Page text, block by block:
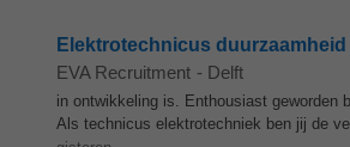
Elektrotechnicus duurzaamheid
EVA Recruitment - Delft
in ontwikkeling is. Enthousiast geworden
Als technicus elektrotechniek ben jij de